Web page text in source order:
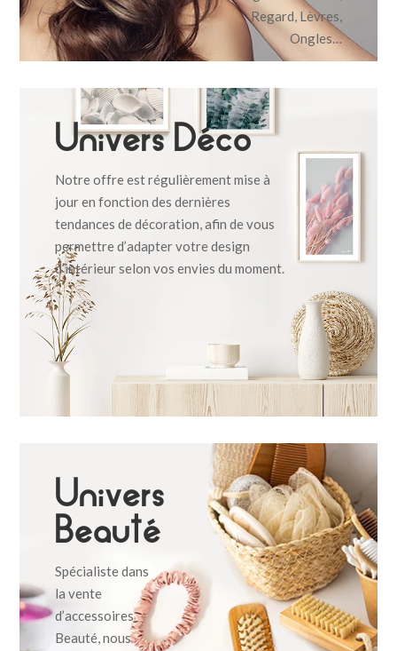
Regard, Lèvres,
Ongles…
Univers Déco
Notre offre est régulièrement mise à
jour en fonction des dernières
tendances de décoration, afin de vous
permettre d’adapter votre design
d’intérieur selon vos envies du moment.
Univers
Beauté
Spécialiste dans
la vente
d’accessoires
Beauté, nous